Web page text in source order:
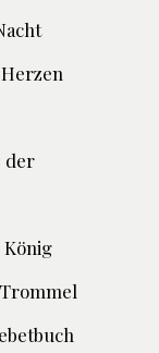
der
König